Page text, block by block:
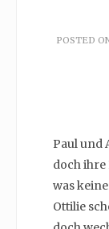
POSTED
Paul und
doch ihre
was
Ottilie